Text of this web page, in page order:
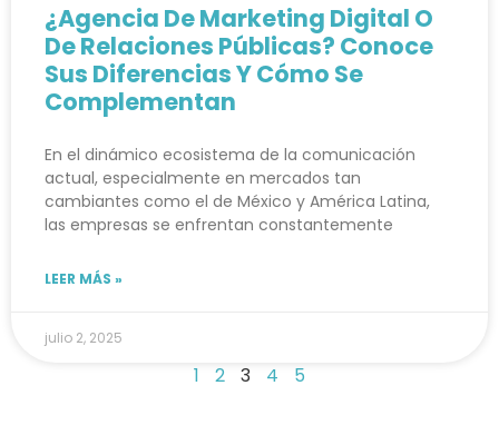
¿Agencia De Marketing Digital O
De Relaciones Públicas? Conoce
Sus Diferencias Y Cómo Se
Complementan
En el dinámico ecosistema de la comunicación
actual, especialmente en mercados tan
cambiantes como el de México y América Latina,
las empresas se enfrentan constantemente
LEER MÁS »
julio 2, 2025
1 2 3 4 5